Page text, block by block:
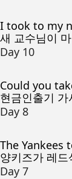
I took to my
새 교수님이
Day 10
Could you
현금인출기
Day 8
The Yankees
양키즈가 레
Day 7